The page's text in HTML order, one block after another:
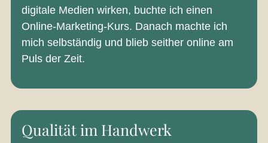
digitale Medien wirken, buchte ich einen
Online-Marketing-Kurs. Danach machte ich
mich selbständig und blieb seither online am
Puls der Zeit.
Qualität im Handwerk